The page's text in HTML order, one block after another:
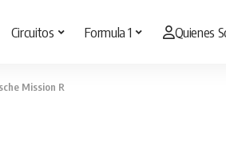
Circuitos Formula 1 Quienes
Mission R